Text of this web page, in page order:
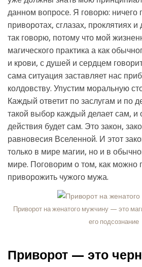
данном вопросе. Я говорю: ничего
приворотах, сглазах, проклятиях
так говорю, потому что мой
магического практика а как
и крови, с душей и сердцем
сама ситуация заставляет нас
колдовству. Упустим моральную
Каждый ответит по заслугам и по
такой выбор каждый делает сам, и
действия будет сам. Это закон,
равновесия Вселенной. И этот
только в мире магии, но и в
мире. Поговорим о том, как можно
приворожить чужого мужа.
Приворот на женатого мужчину — это
его подсознание
Приворот — это